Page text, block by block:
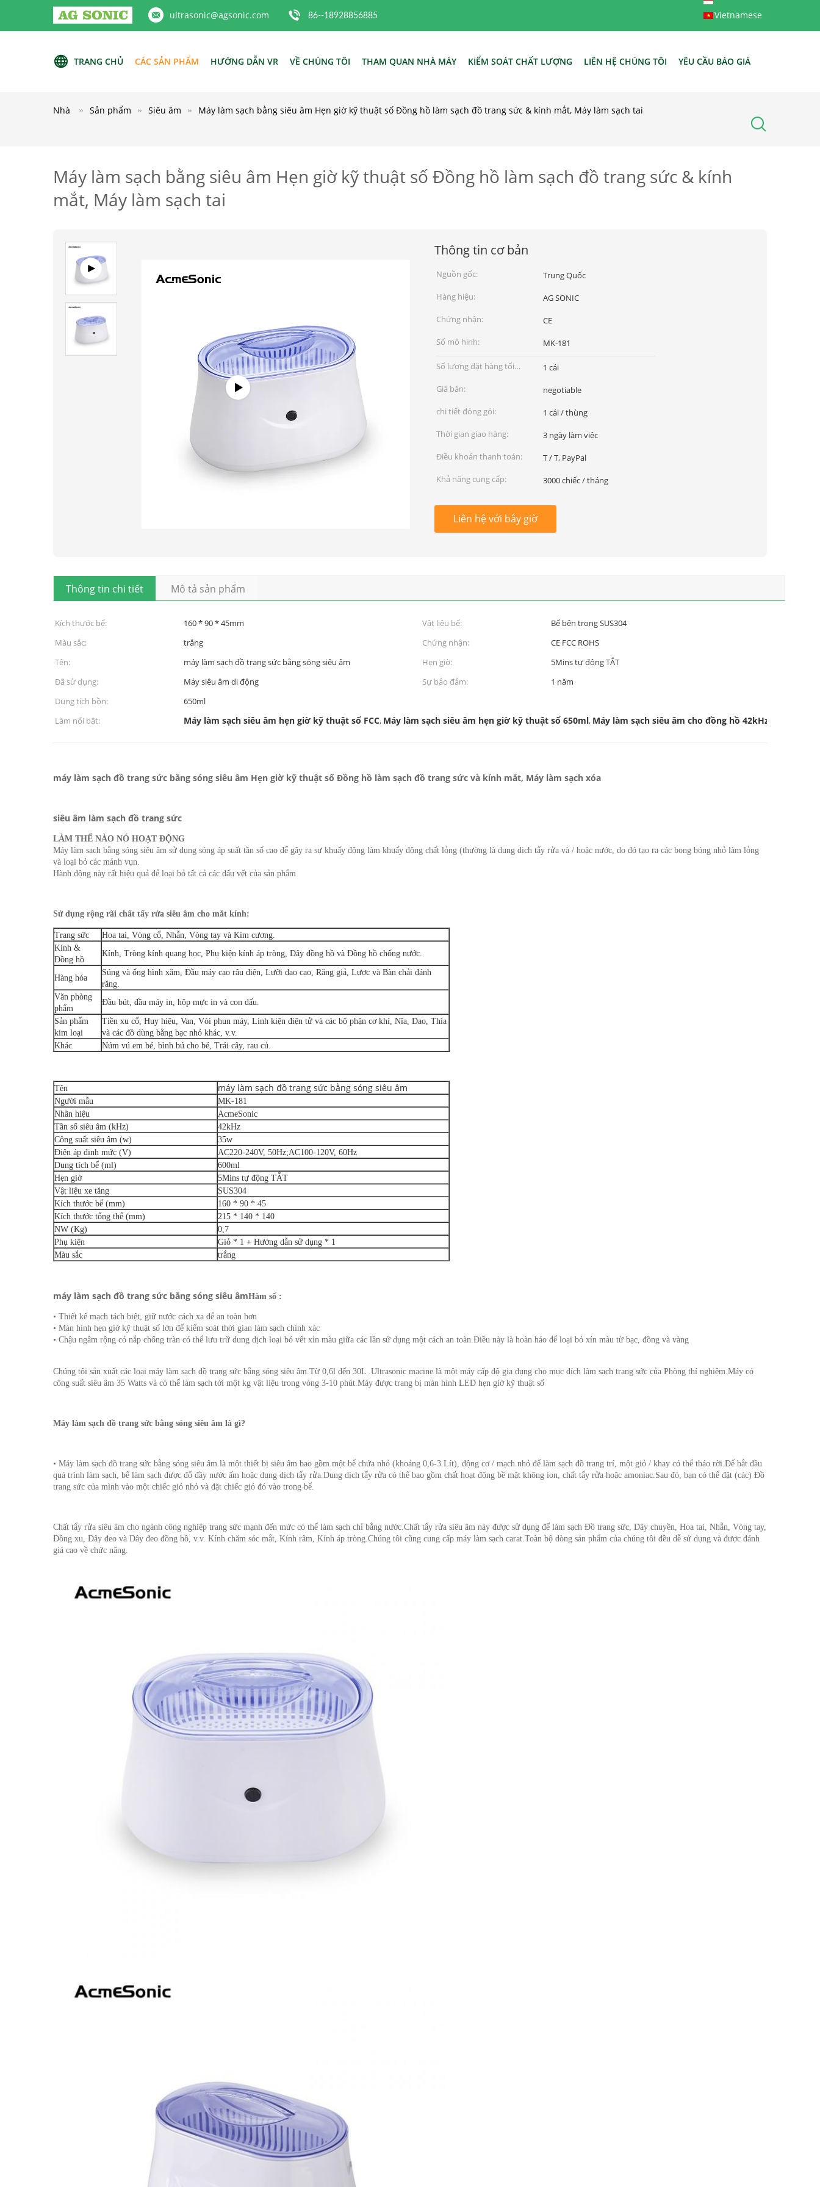
ultrasonic@agsonic.com 86--18928856885 Vietnamese
TRANG CHỦ CÁC SẢN PHẨM HƯỚNG DẪN VR VỀ CHÚNG TÔI THAM QUAN NHÀ MÁY KIỂM SOÁT CHẤT LƯỢNG LIÊN HỆ CHÚNG TÔI YÊU CẦU BÁO GIÁ
Nhà Sản phẩm Siêu âm Máy làm sạch bằng siêu âm Hẹn giờ kỹ thuật số Đồng hồ làm sạch đồ trang sức & kính mắt, Máy làm sạch tai
Máy làm sạch bằng siêu âm Hẹn giờ kỹ thuật số Đồng hồ làm sạch đồ trang sức & kính
mắt, Máy làm sạch tai
Thông tin cơ bản
Nguồn gốc:
Trung Quốc
Hàng hiệu:
AG SONIC
Chứng nhận:
CE
Số mô hình:
MK-181
Số lượng đặt hàng tối
thiểu:
1 cái
Giá bán:
negotiable
chi tiết đóng gói:
1 cái / thùng
Thời gian giao hàng:
3 ngày làm việc
Điều khoản thanh toán:
T / T, PayPal
Khả năng cung cấp:
3000 chiếc / tháng
Liên hệ với bây giờ
Thông tin chi tiết Mô tả sản phẩm
Kích thước bể: 160 * 90 * 45mm Vật liệu bể:
Bể bên trong SUS304
Màu sắc:
trắng Chứng nhận:
CE FCC ROHS
Tên:
máy làm sạch đồ trang sức bằng sóng siêu âm Hẹn giờ:
5Mins tự động TẮT
Đã sử dụng:
Máy siêu âm di động Sự bảo đảm:
1 năm
Dung tích bồn:
650ml
Làm nổi bật:
Máy làm sạch siêu âm hẹn giờ kỹ thuật số FCC, Máy làm sạch siêu âm hẹn giờ kỹ thuật số 650ml, Máy làm sạch siêu âm cho đồng hồ 42kHz
máy làm sạch đồ trang sức bằng sóng siêu âm Hẹn giờ kỹ thuật số Đồng hồ làm sạch đồ trang sức và kính mắt, Máy làm sạch xóa
siêu âm làm sạch đồ trang sức
LÀM THẾ NÀO NÓ HOẠT ĐỘNG
Máy làm sạch bằng sóng siêu âm sử dụng sóng áp suất tần số cao để gây ra sự khuấy động làm khuấy động chất lỏng (thường là dung dịch tẩy rửa và / hoặc nước, do đó tạo ra các bong bóng nhỏ làm lỏng
và loại bỏ các mảnh vụn.
Hành động này rất hiệu quả để loại bỏ tất cả các dấu vết của sản phẩm
Sử dụng rộng rãi chất tẩy rửa siêu âm cho mắt kính:
Trang sức
Hoa tai, Vòng cổ, Nhẫn, Vòng tay và Kim cương.
Kính &
Đồng hồ
Kính, Tròng kính quang học, Phụ kiện kính áp tròng, Dây đồng hồ và Đồng hồ chống nước.
Hàng hóa
Súng và ống hình xăm, Đầu máy cạo râu điện, Lưỡi dao cạo, Răng giả, Lược và Bàn chải đánh
răng.
Văn phòng
phẩm
Đầu bút, đầu máy in, hộp mực in và con dấu.
Sản phẩm
kim loại
Tiền xu cổ, Huy hiệu, Van, Vòi phun máy, Linh kiện điện tử và các bộ phận cơ khí, Nĩa, Dao, Thìa
và các đồ dùng bằng bạc nhỏ khác, v.v.
Khác
Núm vú em bé, bình bú cho bé, Trái cây, rau củ.
Tên máy làm sạch đồ trang sức bằng sóng siêu âm
Người mẫu
MK-181
Nhãn hiệu
AcmeSonic
Tần số siêu âm (kHz)
42kHz
Công suất siêu âm (w)
35w
Điện áp định mức (V)
AC220-240V, 50Hz;AC100-120V, 60Hz
Dung tích bể (ml)
600ml
Hẹn giờ
5Mins tự động TẮT
Vật liệu xe tăng
SUS304
Kích thước bể (mm)
160 * 90 * 45
Kích thước tổng thể (mm)
215 * 140 * 140
NW (Kg)
0,7
Phụ kiện
Giỏ * 1 + Hướng dẫn sử dụng * 1
Màu sắc
trắng
máy làm sạch đồ trang sức bằng sóng siêu âmHàm số :
• Thiết kế mạch tách biệt, giữ nước cách xa để an toàn hơn
• Màn hình hẹn giờ kỹ thuật số lớn để kiểm soát thời gian làm sạch chính xác
• Chậu ngâm rộng có nắp chống tràn có thể lưu trữ dung dịch loại bỏ vết xỉn màu giữa các lần sử dụng một cách an toàn.Điều này là hoàn hảo để loại bỏ xỉn màu từ bạc, đồng và vàng
Chúng tôi sản xuất các loại máy làm sạch đồ trang sức bằng sóng siêu âm.Từ 0,6l đến 30L .Ultrasonic macine là một máy cấp độ gia dụng cho mục đích làm sạch trang sức của Phòng thí nghiệm.Máy có
công suất siêu âm 35 Watts và có thể làm sạch tới một kg vật liệu trong vòng 3-10 phút.Máy được trang bị màn hình LED hẹn giờ kỹ thuật số
Máy làm sạch đồ trang sức bằng sóng siêu âm là gì?
• Máy làm sạch đồ trang sức bằng sóng siêu âm là một thiết bị siêu âm bao gồm một bể chứa nhỏ (khoảng 0,6-3 Lít), động cơ / mạch nhỏ để làm sạch đồ trang trí, một giỏ / khay có thể tháo rời.Để bắt đầu
quá trình làm sạch, bể làm sạch được đổ đầy nước ấm hoặc dung dịch tẩy rửa.Dung dịch tẩy rửa có thể bao gồm chất hoạt động bề mặt không ion, chất tẩy rửa hoặc amoniac.Sau đó, bạn có thể đặt (các) Đồ
trang sức của mình vào một chiếc giỏ nhỏ và đặt chiếc giỏ đó vào trong bể.
Chất tẩy rửa siêu âm cho ngành công nghiệp trang sức mạnh đến mức có thể làm sạch chỉ bằng nước.Chất tẩy rửa siêu âm này được sử dụng để làm sạch Đồ trang sức, Dây chuyền, Hoa tai, Nhẫn, Vòng tay,
Đồng xu, Dây đeo và Dây đeo đồng hồ, v.v. Kính chăm sóc mắt, Kính râm, Kính áp tròng.Chúng tôi cũng cung cấp máy làm sạch carat.Toàn bộ dòng sản phẩm của chúng tôi đều dễ sử dụng và được đánh
giá cao về chức năng.